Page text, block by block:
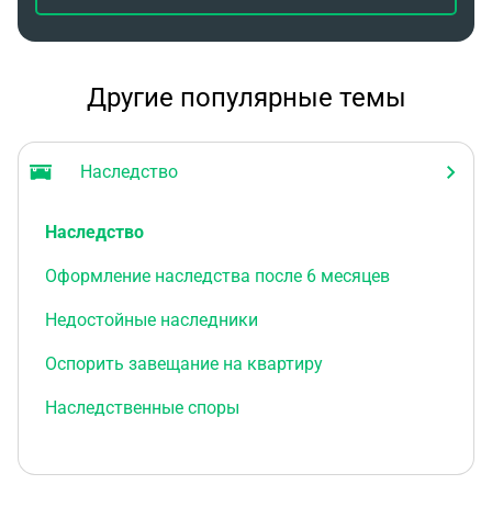
Другие популярные темы
Наследство
Наследство
Оформление наследства после 6 месяцев
Недостойные наследники
Оспорить завещание на квартиру
Наследственные споры